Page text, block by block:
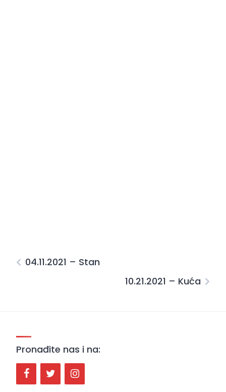
04.11.2021 – Stan
10.21.2021 – Kuća
Pronađite nas i na: